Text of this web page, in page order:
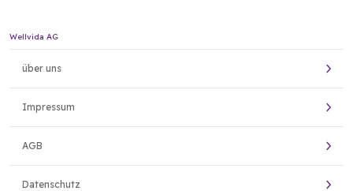
Wellvida AG
über uns
Impressum
AGB
Datenschutz